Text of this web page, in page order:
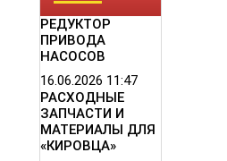
РЕДУКТОР
ПРИВОДА
НАСОСОВ
16.06.2026 11:47
РАСХОДНЫЕ
ЗАПЧАСТИ И
МАТЕРИАЛЫ ДЛЯ
«КИРОВЦА»